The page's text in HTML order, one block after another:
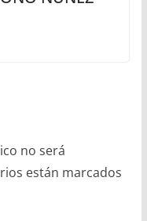
no será
están marcados